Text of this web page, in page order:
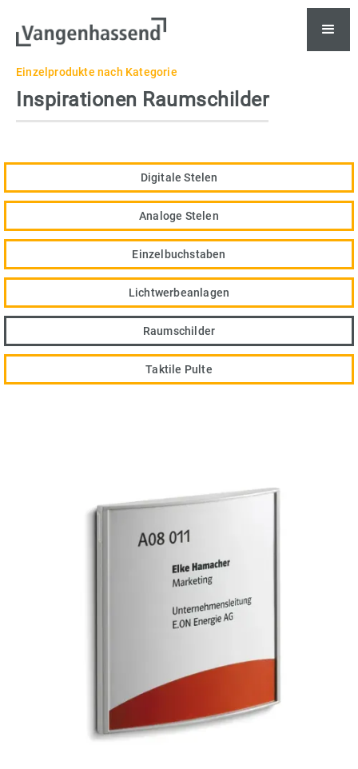
Einzelprodukte nach Kategorie
Inspirationen Raumschilder
Digitale Stelen
Analoge Stelen
Einzelbuchstaben
Lichtwerbeanlagen
Raumschilder
Taktile Pulte